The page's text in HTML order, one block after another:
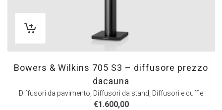
Bowers & Wilkins 705 S3 – diffusore prezzo
dacauna
Diffusori da pavimento, Diffusori da stand, Diffusori e cuffie
€1.600,00